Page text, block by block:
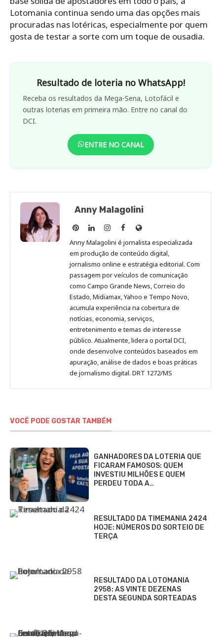
Lotomania continua sendo uma das opções mais
procuradas nas lotéricas, especialmente por quem
gosta de testar a sorte com um toque de ousadia.
Resultado de loteria no WhatsApp!
Receba os resultados da Mega-Sena, Lotofácil e
outras loterias em primeira mão. Entre no canal do
DCI.
ENTRE NO CANAL
Anny Malagolini
Anny
Malagolini
no
Pinterest
Anny
Malagolini
no
LinkedIn
Anny
Malagolini
no
Instagram
Anny
Malagolini
no
Facebook
Site
de
Anny
Malagolini
Anny Malagolini é jornalista especializada
em produção de conteúdo digital,
jornalismo online e estratégia editorial. Com
passagem por veículos de comunicação
como Campo Grande News, Correio do
Estado, Midiamax, Yahoo e Tempo Novo,
acumula experiência na cobertura de
notícias, economia, serviços,
entretenimento e temas de interesse
público. Atualmente, lidera o portal DCI,
onde desenvolve conteúdos baseados em
apuração, análise de dados e boas práticas
de jornalismo digital. DRT 1272/MS
VOCÊ PODE GOSTAR TAMBÉM
GANHADORES DA LOTERIA QUE
FICARAM FAMOSOS: QUEM
INVESTIU MILHÕES E QUEM
PERDEU TODA A…
RESULTADO DA TIMEMANIA 2424
HOJE: NÚMEROS DO SORTEIO DE
TERÇA
RESULTADO DA LOTOMANIA
2958: AS VINTE DEZENAS
DESTA SEGUNDA SORTEADAS